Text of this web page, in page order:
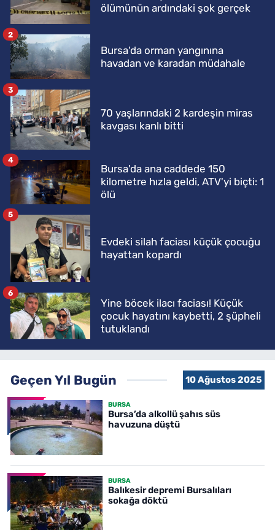
ölümünün ardındaki şok gerçek
Bursa'da orman yangınına
havadan ve karadan müdahale
2
70 yaşlarındaki 2 kardeşin miras
kavgası kanlı bitti
3
Bursa'da ana caddede 150
kilometre hızla geldi, ATV'yi biçti: 1
ölü
4
Evdeki silah faciası küçük çocuğu
hayattan kopardı
5
Yine böcek ilacı faciası! Küçük
çocuk hayatını kaybetti, 2 şüpheli
tutuklandı
6
Geçen Yıl Bugün 10 Ağustos 2025
BURSA
Bursa’da alkollü şahıs süs
havuzuna düştü
BURSA
Balıkesir depremi Bursalıları
sokağa döktü